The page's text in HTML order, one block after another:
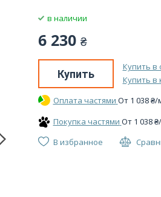
в наличии
6 230 ₴
Купить
Купить в
Купить в
Оплата частями От 1 038₴/
Покупка частями От 1 038₴
В избранное